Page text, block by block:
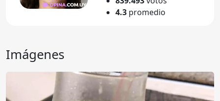
4.3 promedio
Imágenes